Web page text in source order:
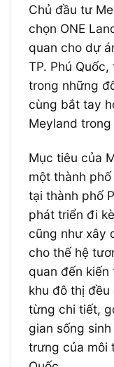
Chủ đầu tư
chọn ONE
quan cho dự
TP. Phú
trong những
cùng bắt tay
Meyland
Mục tiêu của
một thành
tại thành phố
phát triển đi
cũng như xây
cho thế hệ
quan đến
khu đô thị
từng chi tiết,
gian sống
trưng của môi